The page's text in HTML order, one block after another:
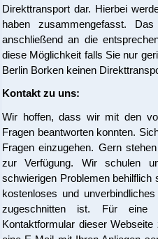
Direkttransport dar. Hierbei
haben zusammengefasst.
anschließend an die
diese Möglichkeit falls Sie nur
Berlin Borken keinen
Kontakt zu uns:
Wir hoffen, dass wir mit den
Fragen beantworten konnten.
Fragen einzugehen. Gern
zur Verfügung. Wir schulen
schwierigen Problemen behilflich
kostenloses und
zugeschnitten ist. Für eine
Kontaktformular dieser